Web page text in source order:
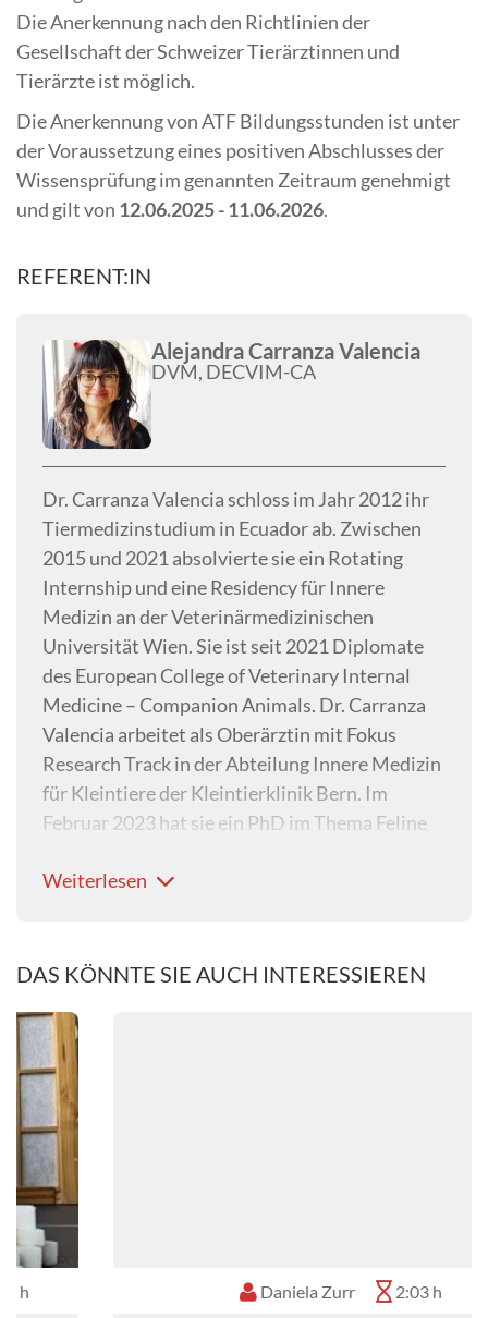
Die Anerkennung nach den Richtlinien der
Gesellschaft der Schweizer Tierärztinnen und
Tierärzte ist möglich.
Die Anerkennung von ATF Bildungsstunden ist unter
der Voraussetzung eines positiven Abschlusses der
Wissensprüfung im genannten Zeitraum genehmigt
und gilt von 12.06.2025 - 11.06.2026.
REFERENT:IN
Alejandra Carranza Valencia
DVM, DECVIM-CA
Dr.Carranza Valenciaschloss im Jahr 2012 ihr
Tiermedizinstudium in Ecuador ab. Zwischen
2015 und 2021 absolvierte sie ein Rotating
Internship und eine Residency für Innere
Medizin an der Veterinärmedizinischen
Universität Wien. Sie ist seit 2021 Diplomate
des European College of Veterinary Internal
Medicine – Companion Animals. Dr.Carranza
Valencia arbeitet als Oberärztin mit Fokus
Research Track in der Abteilung Innere Medizin
für Kleintiere der Kleintierklinik Bern. Im
Februar 2023 hat sie ein PhD im Thema Feline
Weiterlesen
DAS KÖNNTE SIE AUCH INTERESSIEREN
Daniela Zurr 2:03 h